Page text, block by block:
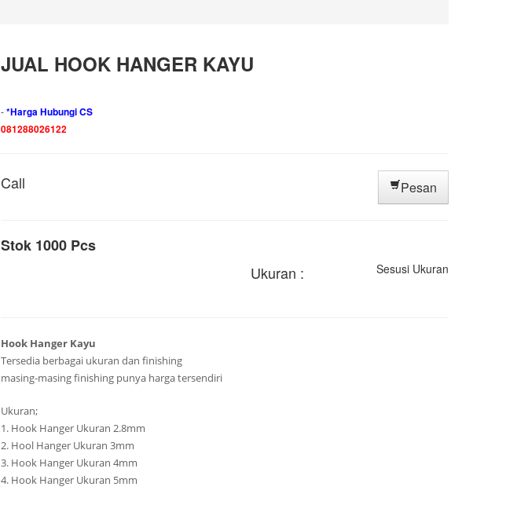
JUAL HOOK HANGER KAYU
-*Harga Hubungi CS
081288026122
Call Pesan
Stok 1000 Pcs
Ukuran :
Sesusi Ukuran
Hook Hanger Kayu
Tersedia berbagai ukuran dan finishing
masing-masing finishing punya harga tersendiri
Ukuran;
1. Hook Hanger Ukuran 2.8mm
2. Hool Hanger Ukuran 3mm
3. Hook Hanger Ukuran 4mm
4. Hook Hanger Ukuran 5mm